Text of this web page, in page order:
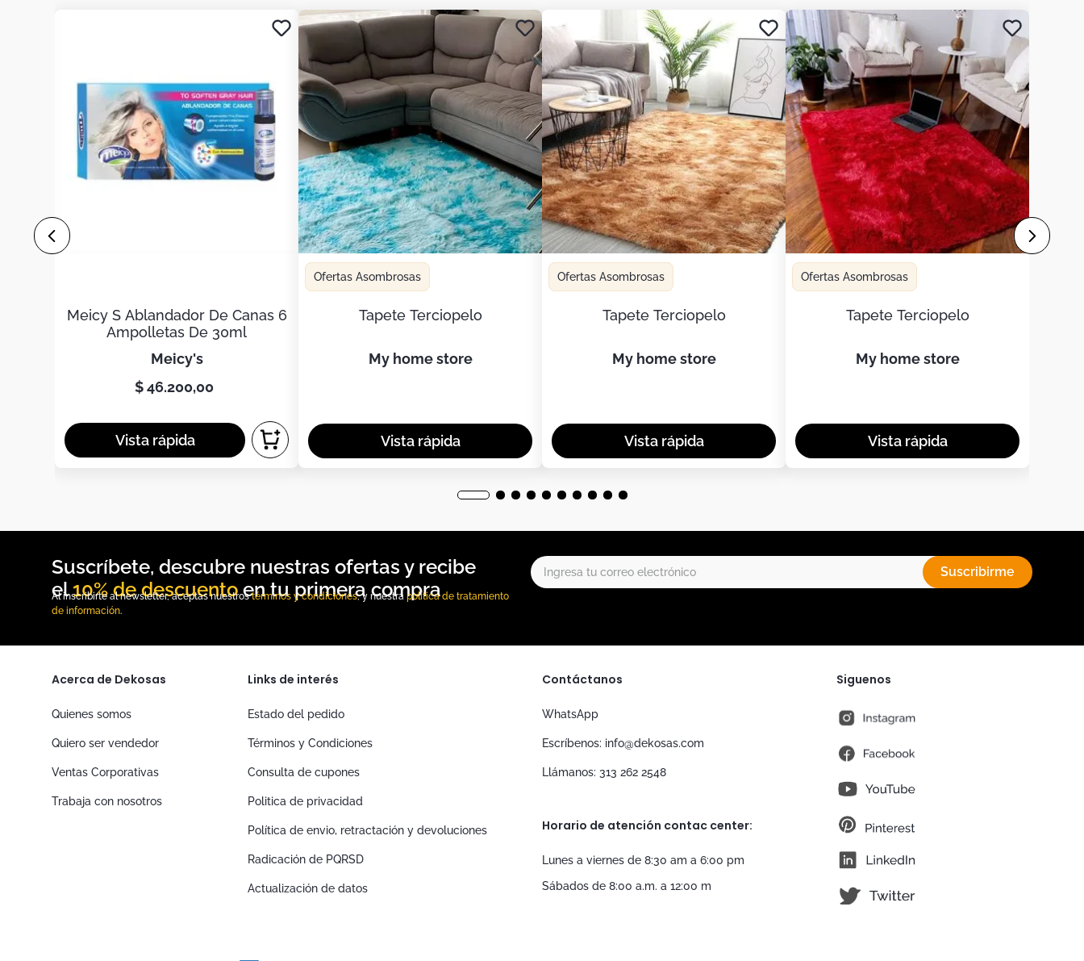
Meicy S Ablandador De Canas 6
Ampolletas De 30ml
meicy's
$ 46.200,00
Ofertas Asombrosas
Tapete Terciopelo
my home store
Ofertas Asombrosas
Tapete Terciopelo
my home store
Ofertas Asombrosas
Tapete Terciopelo
my home store
10% de descuento
Suscribirme
Al inscribirte al newsletter, aceptas nuestrostérminos y condiciones, y nuestra política de tratamiento
de información.
Acerca de Dekosas
Quienes somos
Quiero ser vendedor
Ventas Corporativas
Trabaja con nosotros
Links de interés
Estado del pedido
Términos y Condiciones
Consulta de cupones
Politica de privacidad
Política de envio, retractación y devoluciones
Radicación de PQRSD
Actualización de datos
Contáctanos
WhatsApp
Escríbenos: info@dekosas.com
Llámanos: 313 262 2548
Horario de atención contac center:
Lunes a viernes de 8:30 am a 6:00 pm
Sábados de 8:00 a.m. a 12:00 m
Siguenos
instagram
fb
You Tube
pt
lk
tw